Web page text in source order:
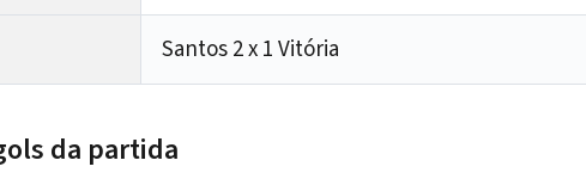
Santos 2 x 1 Vitória
da partida